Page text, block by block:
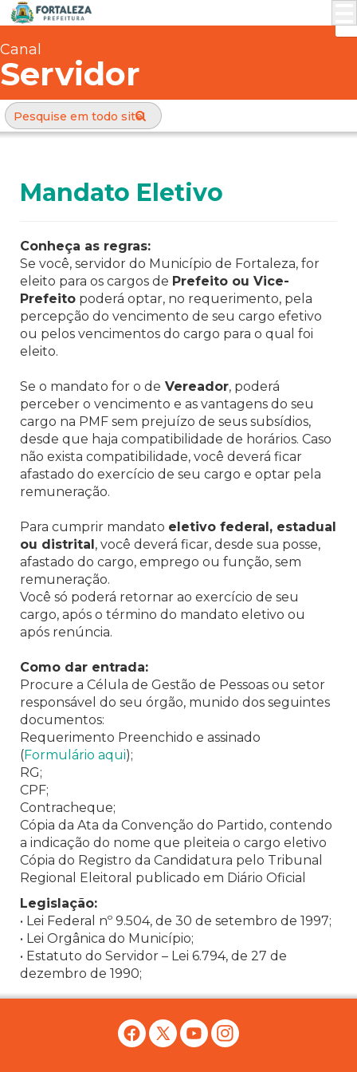
Canal
Servidor
Mandato Eletivo
Conheça as regras:
Se você, servidor do Município de Fortaleza, for
eleito para os cargos de Prefeito ou Vice-
Prefeito poderá optar, no requerimento, pela
percepção do vencimento de seu cargo efetivo
ou pelos vencimentos do cargo para o qual foi
eleito.
Se o mandato for o de Vereador, poderá
perceber o vencimento e as vantagens do seu
cargo na PMF sem prejuízo de seus subsídios,
desde que haja compatibilidade de horários. Caso
não exista compatibilidade, você deverá ficar
afastado do exercício de seu cargo e optar pela
remuneração.
Para cumprir mandato eletivo federal, estadual
ou distrital, você deverá ficar, desde sua posse,
afastado do cargo, emprego ou função, sem
remuneração.
Você só poderá retornar ao exercício de seu
cargo, após o término do mandato eletivo ou
após renúncia.
Como dar entrada:
Procure a Célula de Gestão de Pessoas ou setor
responsável do seu órgão, munido dos seguintes
documentos:
Requerimento Preenchido e assinado
(Formulário aqui);
RG;
CPF;
Contracheque;
Cópia da Ata da Convenção do Partido, contendo
a indicação do nome que pleiteia o cargo eletivo
Cópia do Registro da Candidatura pelo Tribunal
Regional Eleitoral publicado em Diário Oficial
Legislação:
• Lei Federal nº 9.504, de 30 de setembro de 1997;
• Lei Orgânica do Município;
• Estatuto do Servidor – Lei 6.794, de 27 de
dezembro de 1990;